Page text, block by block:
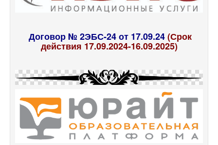
Договор № 2ЭБС-24 от 17.09.24(Срок
действия 17.09.2024-16.09.2025)